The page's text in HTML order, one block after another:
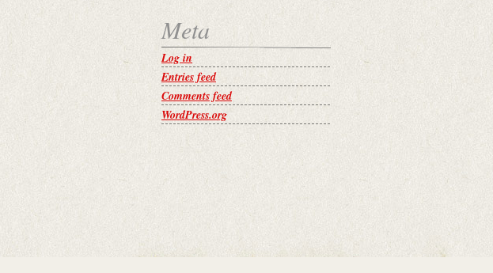
Meta
Log in
Entries feed
Comments feed
WordPress.org